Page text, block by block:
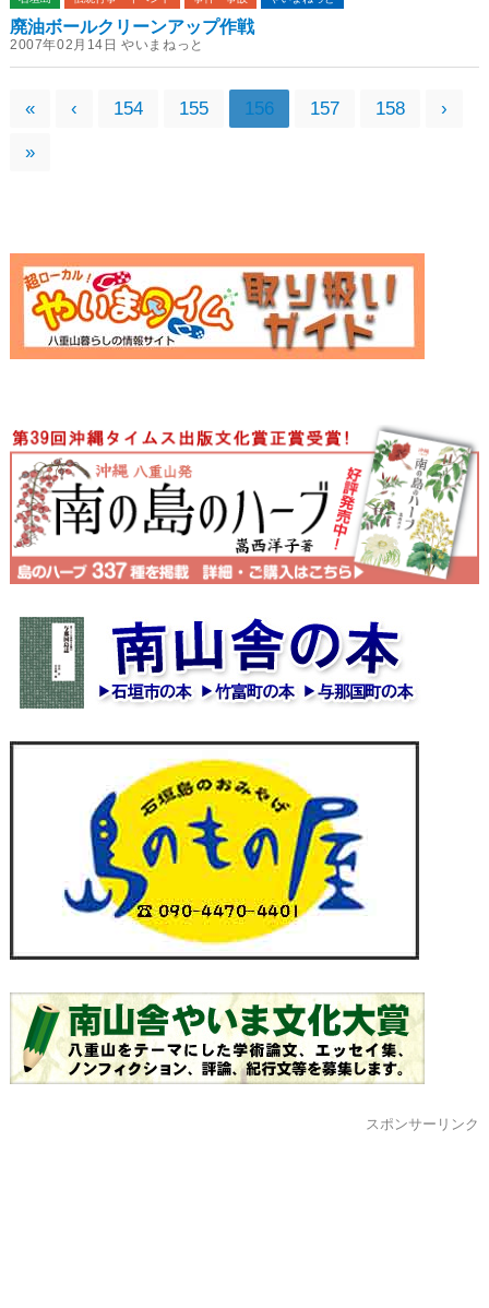
廃油ボールクリーンアップ作戦
2007年02月14日 やいまねっと
« ‹ 154 155 156 157 158 ›
»
スポンサーリンク